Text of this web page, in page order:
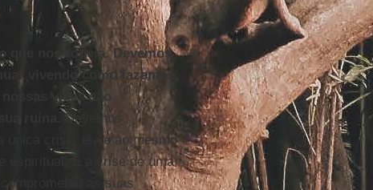
que nos rodeia. Devemos
vivendo como fazemos,
vidas são
ruína.Devemos
única crise: ela é ao mesmo
espiritual. É a crise de uma
as suas